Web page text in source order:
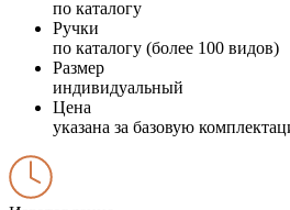
по каталогу
Ручки
по каталогу (более 100 видов)
Размер
индивидуальный
Цена
указана за базовую